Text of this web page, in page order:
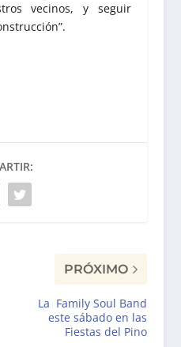
vecinos, y seguir
PRÓXIMO
La Family Soul Band
este sábado en las
Fiestas del Pino